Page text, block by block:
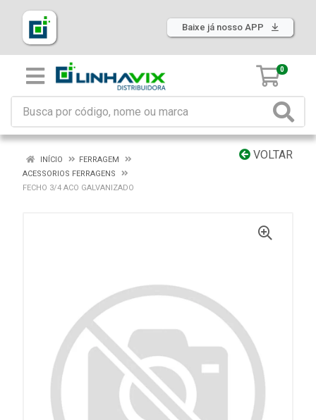
Baixe já nosso APP
0
VOLTAR
INÍCIO
FERRAGEM
ACESSORIOS FERRAGENS
FECHO 3/4 ACO GALVANIZADO